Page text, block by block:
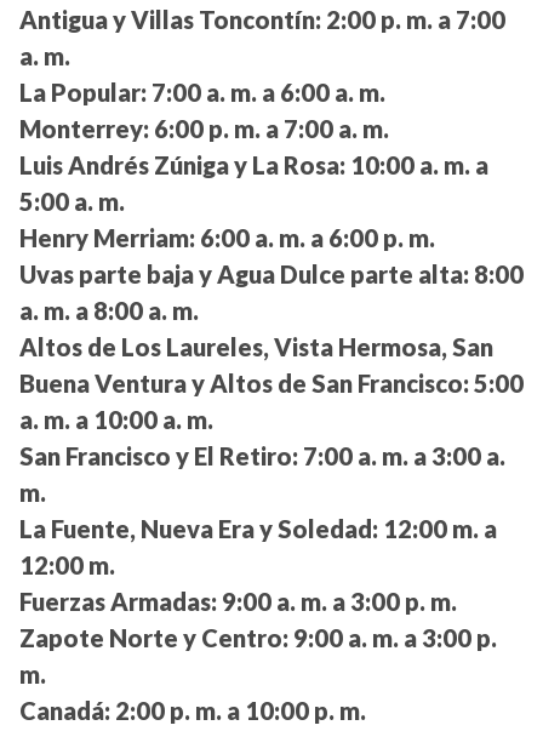
Antigua y Villas Toncontín: 2:00 p. m. a 7:00
a. m.
La Popular: 7:00 a. m. a 6:00 a. m.
Monterrey: 6:00 p. m. a 7:00 a. m.
Luis Andrés Zúniga y La Rosa: 10:00 a. m. a
5:00 a. m.
Henry Merriam: 6:00 a. m. a 6:00 p. m.
Uvas parte baja y Agua Dulce parte alta: 8:00
a. m. a 8:00 a. m.
Altos de Los Laureles, Vista Hermosa, San
Buena Ventura y Altos de San Francisco: 5:00
a. m. a 10:00 a. m.
San Francisco y El Retiro: 7:00 a. m. a 3:00 a.
m.
La Fuente, Nueva Era y Soledad: 12:00 m. a
12:00 m.
Fuerzas Armadas: 9:00 a. m. a 3:00 p. m.
Zapote Norte y Centro: 9:00 a. m. a 3:00 p.
m.
Canadá: 2:00 p. m. a 10:00 p. m.